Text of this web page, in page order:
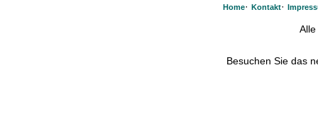
Home· Kontakt·
Besuchen Sie das